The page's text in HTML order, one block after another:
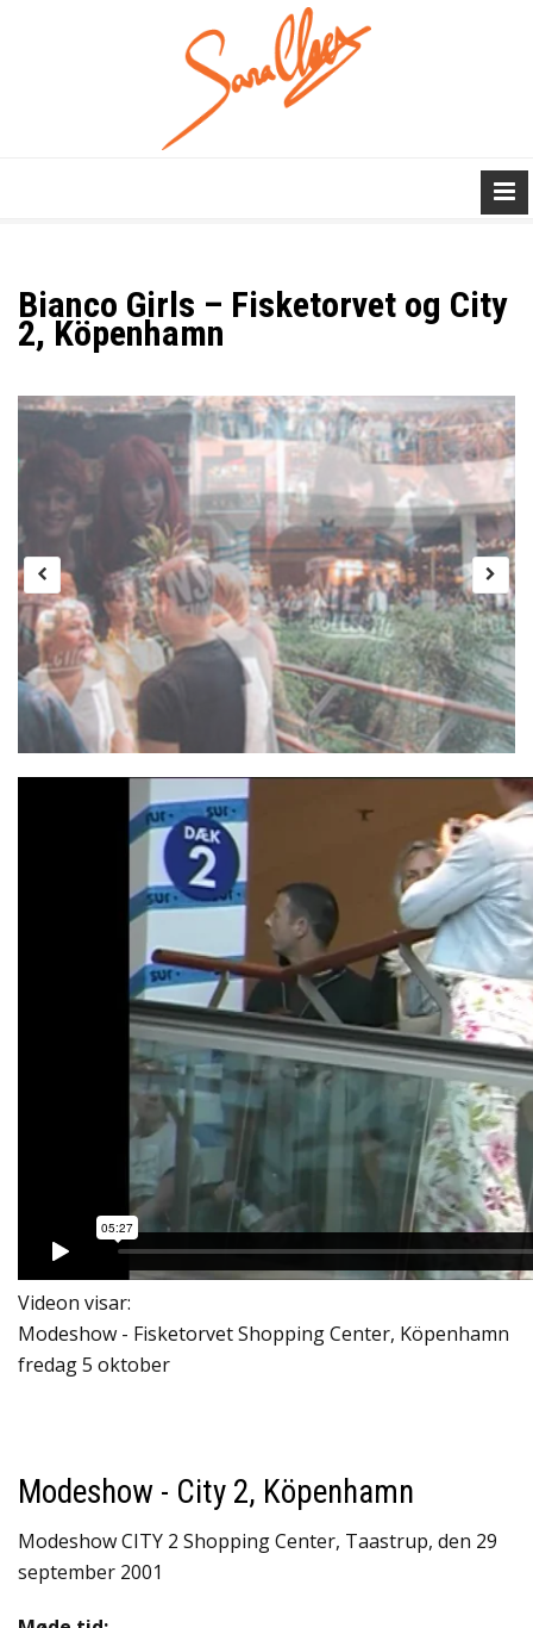
Bianco Girls – Fisketorvet og City
2, Köpenhamn
Videon visar:
Modeshow - Fisketorvet Shopping Center, Köpenhamn
fredag 5 oktober
Modeshow - City 2, Köpenhamn
Modeshow CITY 2 Shopping Center, Taastrup, den 29
september 2001